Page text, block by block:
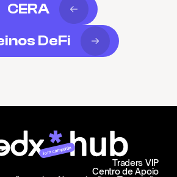
CERA
DeFi
Join campaign
Centro de Apoio
Traders VIP